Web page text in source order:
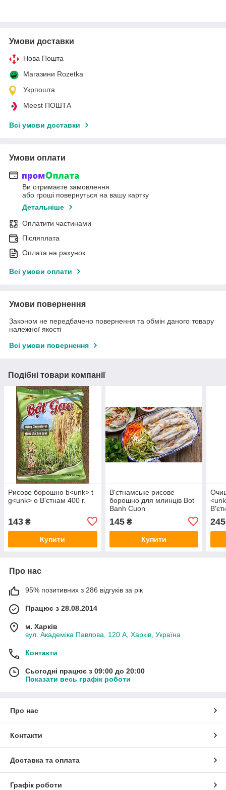
Умови доставки
Нова Пошта
Магазини Rozetka
Укрпошта
Meest ПОШТА
Всі умови доставки
Умови оплати
Ви отримаєте замовлення
або гроші повернуться на вашу картку
Детальніше
Оплатити частинами
Післяплата
Оплата на рахунок
Всі умови оплати
Умови повернення
Законом не передбачено повернення та обмін даного товару
належної якості
Всі умови повернення
Подібні товари компанії
Рисове борошно b<unk> t
g<unk> o В'єтнам 400 г.
143 ₴
Купити
В'єтнамське рисове
борошно для млинців Bot
Banh Cuon
145₴
Купити
245
Про нас
95% позитивних з 286 відгуків за рік
Працює з 28.08.2014
м. Харків
вул. Академіка Павлова, 120 А, Харків, Україна
Контакти
Сьогодні працює з 09:00 до 20:00
Показати весь графік роботи
Про нас
Контакти
Доставка та оплата
Графік роботи